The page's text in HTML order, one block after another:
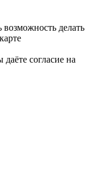
делать
согласие на